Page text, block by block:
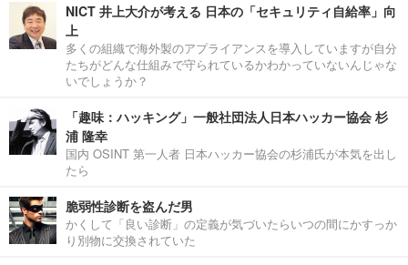
NICT 井上大介が考える 日本の「セキュリティ自給率」向
上
多くの組織で海外製のアプライアンスを導入していますが自分
たちがどんな仕組みで守られているかわかっていないんじゃな
いでしょうか？
「趣味：ハッキング」一般社団法人日本ハッカー協会 杉
浦 隆幸
国内 OSINT 第一人者 日本ハッカー協会の杉浦氏が本気を出し
たら
脆弱性診断を盗んだ男
かくして「良い診断」の定義が気づいたらいつの間にかすっか
り別物に交換されていた